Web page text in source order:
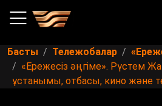
Басты Тележобалар
«Ережесіз әңгіме». Рүстем
ұстанымы, отбасы, кино және